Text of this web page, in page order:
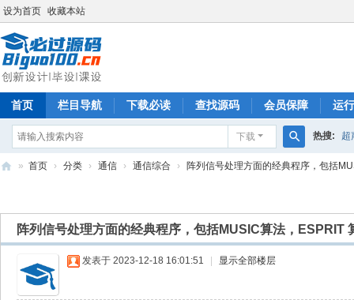
设为首页 收藏本站
首页 栏目导航 下载必读 查找源码 会员保障 运
下载
搜
热搜: 超
过
» 首页 › 分类 › 通信 › 通信综合 › 阵列信号处理方面的经典程序，包括
阵列信号处理方面的经典程序，包括MUSIC算法，ESPRIT
发表于 2023-12-18 16:01:51 显示全部楼层